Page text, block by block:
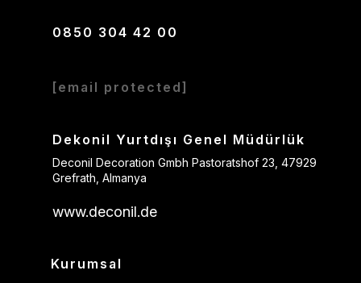
0850 304 42 00
[email protected]
Dekonil Yurtdışı Genel Müdürlük
Deconil Decoration Gmbh Pastoratshof 23, 47929
Grefrath, Almanya
www.deconil.de
Kurumsal